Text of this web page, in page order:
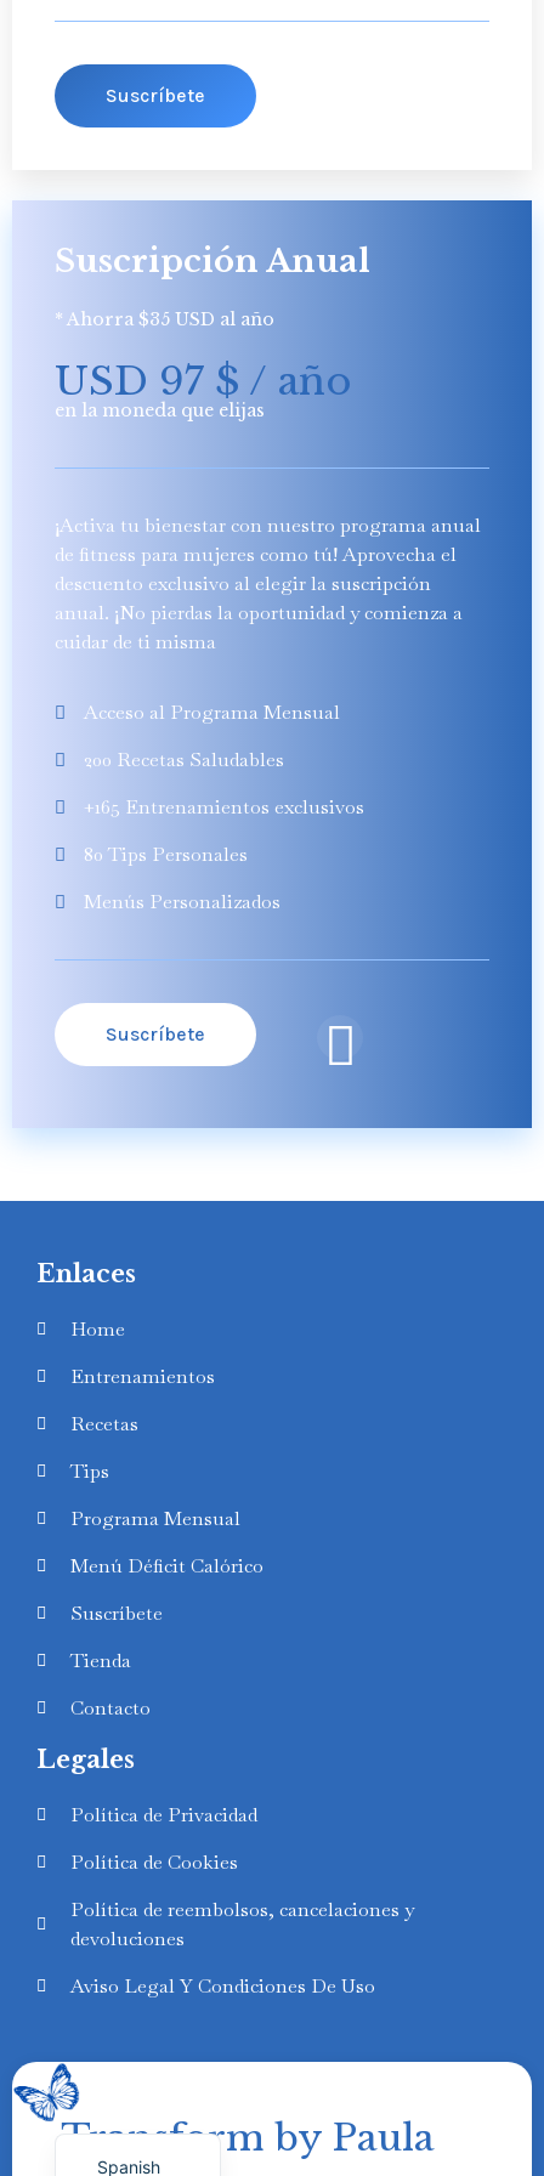
Suscríbete
Suscripción Anual
* Ahorra $35 USD al año
USD 97 $ / año
en la moneda que elijas
¡Activa tu bienestar con nuestro programa anual
de fitness para mujeres como tú! Aprovecha el
descuento exclusivo al elegir la suscripción
anual. ¡No pierdas la oportunidad y comienza a
cuidar de ti misma
Acceso al Programa Mensual
200 Recetas Saludables
+165 Entrenamientos exclusivos
80 Tips Personales
Menús Personalizados
Suscríbete
Enlaces
Home
Entrenamientos
Recetas
Tips
Programa Mensual
Menú Déficit Calórico
Suscríbete
Tienda
Contacto
Legales
Política de Privacidad
Política de Cookies
Política de reembolsos, cancelaciones y
devoluciones
Aviso Legal Y Condiciones De Uso
Transform by Paula
Spanish
English
Swedish